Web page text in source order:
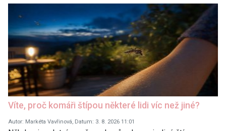
Víte, proč komáři štípou některé lidi víc než jiné?
Autor: Markéta Vavřinová, Datum: 3. 8. 2026 11:01